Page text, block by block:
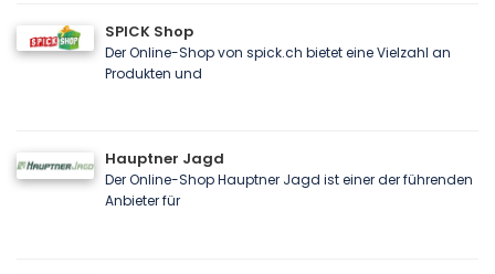
SPICK Shop
Der Online-Shop von spick.ch bietet eine Vielzahl an
Produkten und
Hauptner Jagd
Der Online-Shop Hauptner Jagd ist einer der führenden
Anbieter für